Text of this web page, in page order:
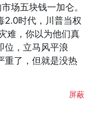
场五块钱一加仑。
2.0时代，川普当权
难，你以为他们真
位，立马风平浪
重了，但就是没热
屏蔽